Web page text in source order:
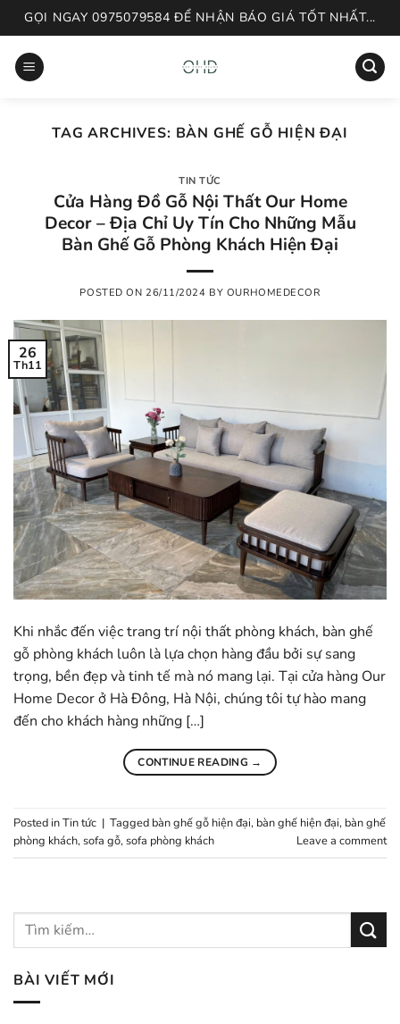
Skip
to
content
GỌI NGAY 0975079584 ĐỂ NHẬN BÁO GIÁ TỐT NHẤT...
TAG ARCHIVES: BÀN GHẾ GỖ HIỆN ĐẠI
TIN TỨC
Cửa Hàng Đồ Gỗ Nội Thất Our Home
Decor – Địa Chỉ Uy Tín Cho Những Mẫu
Bàn Ghế Gỗ Phòng Khách Hiện Đại
POSTED ON 26/11/2024 BY OURHOMEDECOR
26
Th11
Khi nhắc đến việc trang trí nội thất phòng khách, bàn ghế
gỗ phòng khách luôn là lựa chọn hàng đầu bởi sự sang
trọng, bền đẹp và tinh tế mà nó mang lại. Tại cửa hàng Our
Home Decor ở Hà Đông, Hà Nội, chúng tôi tự hào mang
đến cho khách hàng những […]
CONTINUE READING →
Posted inTin tức | Tagged bàn ghế gỗ hiện đại, bàn ghế hiện đại, bàn ghế
phòng khách,sofa gỗ,sofa phòng khách Leave a comment
BÀI VIẾT MỚI